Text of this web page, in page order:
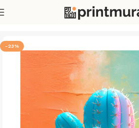
Affiches Arts
-23%